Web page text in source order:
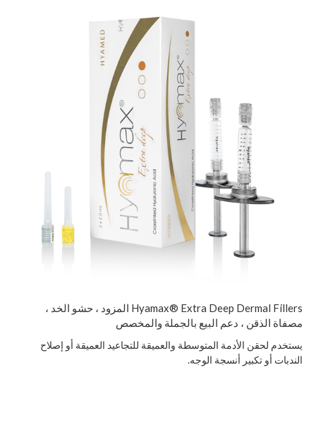
Hyamax® Extra Deep Dermal Fillers المزود ، حشو الخد ،
مصفاة الذقن ، دعم البيع بالجملة والمخصص
يستخدم لحقن الأدمة المتوسطة والعميقة للتجاعيد العميقة أو إصلاح
الندبات أو تكبير أنسجة الوجه.